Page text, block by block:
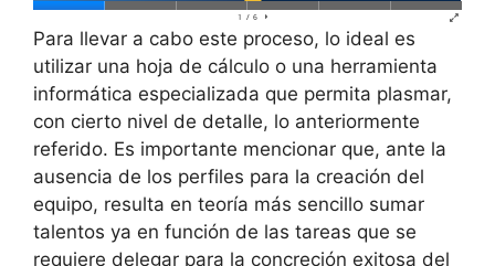
Para llevar a cabo este proceso, lo ideal es
utilizar una hoja de cálculo o una herramienta
informática especializada que permita plasmar,
con cierto nivel de detalle, lo anteriormente
referido. Es importante mencionar que, ante la
ausencia de los perfiles para la creación del
equipo, resulta en teoría más sencillo sumar
talentos ya en función de las tareas que se
requiere delegar para la concreción exitosa del